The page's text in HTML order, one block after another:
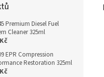
Premium Diesel Fuel
Cleaner 325ml
EPR Compression
Restoration 325ml